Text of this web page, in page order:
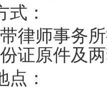
式：
律师事务
证原件及
点：